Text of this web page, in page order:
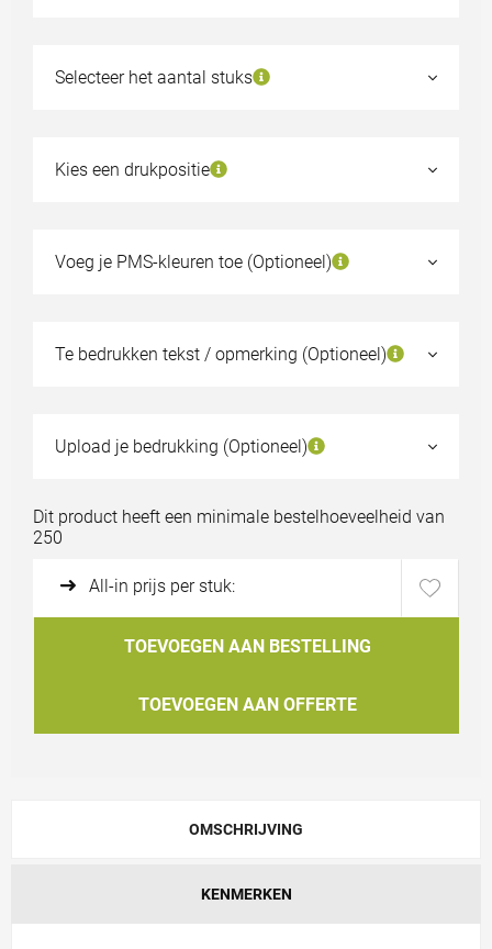
1 kleur
4 kleuren
Kies een drukpositie
Voeg je PMS-kleuren toe (Optioneel)
Upload je bedrukking (Optioneel)
Bestand uploaden
Te bedrukken tekst / opmerking (Optioneel)
Selecteer het aantal stuks
500
€0,34
5000
€0,29
Dit product heeft een minimale bestelhoeveelheid van
250
All-in prijs per stuk:
TOEVOEGEN AAN BESTELLING
TOEVOEGEN AAN OFFERTE
OMSCHRIJVING
KENMERKEN